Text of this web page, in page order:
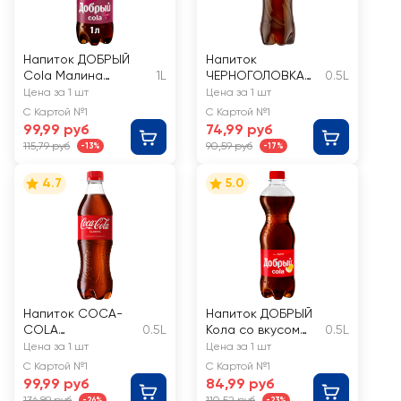
Напиток ДОБРЫЙ
Cola Малина
сильногазированный
1L
Цена за 1 шт
С Картой №1
99,99 руб
115,79 руб -13%
Напиток
ЧЕРНОГОЛОВКА
Кола без сахара
сильногазированн
ый
0.5L
Цена за 1 шт
С Картой №1
74,99 руб
90,59 руб -17%
4.7
Напиток COCA-
COLA
сильногазированн
ый
0.5L
Цена за 1 шт
С Картой №1
99,99 руб
5.0
Напиток ДОБРЫЙ
Кола со вкусом
Дыни
газированный
0.5L
Цена за 1 шт
С Картой №1
84,99 руб